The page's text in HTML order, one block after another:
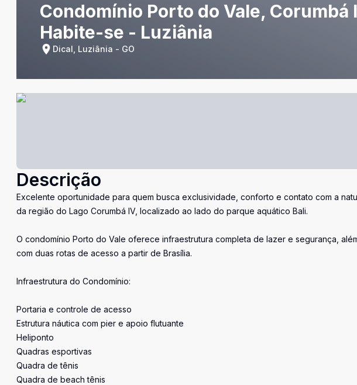
Condomínio Porto do Vale,
Habite-se - Luziânia
Dical, Luziânia - GO
Descrição
Excelente oportunidade para quem busca exclusividade, conforto e contato com a
da região do Lago Corumbá IV, localizado ao lado do parque aquático Bali.
O condomínio Porto do Vale oferece infraestrutura completa de lazer e segurança,
com duas rotas de acesso a partir de Brasília.
Infraestrutura do Condomínio:
Portaria e controle de acesso
Estrutura náutica com pier e apoio flutuante
Heliponto
Quadras esportivas
Quadra de tênis
Quadra de beach tênis